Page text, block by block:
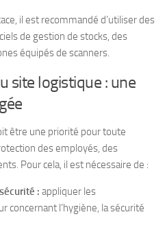
il est recommandé d’utiliser des
de gestion de stocks, des
équipés de scanners.
site logistique : une
être une priorité pour toute
des employés, des
Pour cela, il est nécessaire de :
: appliquer les
concernant l’hygiène, la sécurité